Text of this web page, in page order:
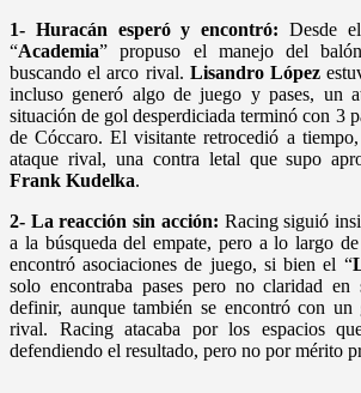
1- Huracán esperó y encontró: Desde
“Academia” propuso el manejo del
buscando el arco rival. Lisandro López
incluso generó algo de juego y pases, un
situación de gol desperdiciada terminó con 3
de Cóccaro. El visitante retrocedió a
ataque rival, una contra letal que supo
Frank Kudelka.
2- La reacción sin acción: Racing siguió
a la búsqueda del empate, pero a lo largo
encontró asociaciones de juego, si bien el “
solo encontraba pases pero no claridad en
definir, aunque también se encontró con
rival. Racing atacaba por los espacios
defendiendo el resultado, pero no por mérito